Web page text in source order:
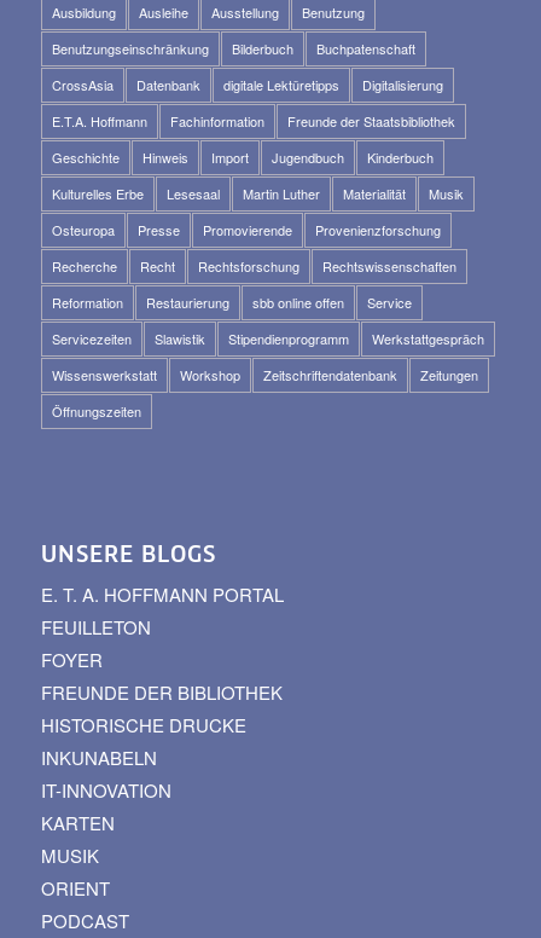
Ausbildung Ausleihe Ausstellung
Benutzung
Benutzungseinschränkung
Bilderbuch
Buchpatenschaft
CrossAsia
Datenbank digitale Lektüretipps
Digitalisierung
E.T.A. Hoffmann
Fachinformation
Freunde der Staatsbibliothek
Geschichte
Hinweis Import Jugendbuch
Kinderbuch
Kulturelles Erbe
Lesesaal Martin Luther Materialität
Musik
Osteuropa
Presse Promovierende
Provenienzforschung
Recherche
Recht Rechtsforschung
Rechtswissenschaften
Reformation
Restaurierung sbb online offen
Service
Servicezeiten
Slawistik Stipendienprogramm
Werkstattgespräch
Wissenswerkstatt
Workshop Zeitschriftendatenbank
Zeitungen
Öffnungszeiten
UNSERE BLOGS
E. T. A. HOFFMANN PORTAL
FEUILLETON
FOYER
FREUNDE DER BIBLIOTHEK
HISTORISCHE DRUCKE
INKUNABELN
IT-INNOVATION
KARTEN
MUSIK
ORIENT
PODCAST